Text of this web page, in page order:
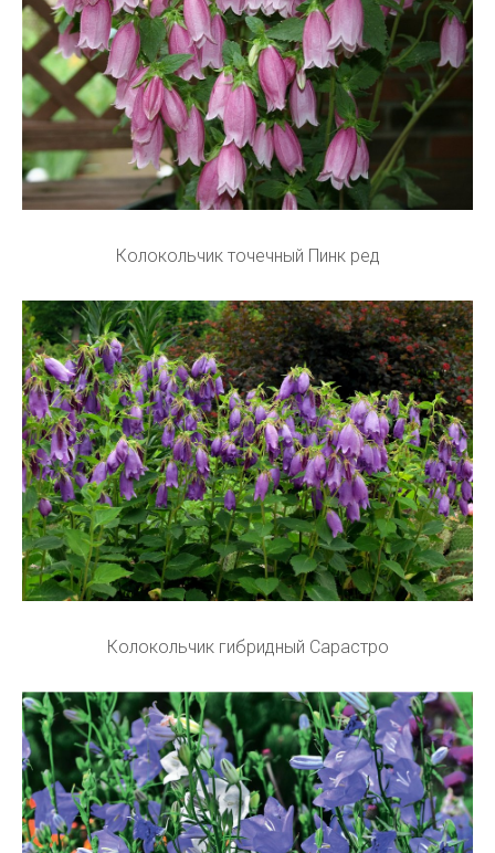
Колокольчик точечный Пинк ред
Колокольчик гибридный Сарастро